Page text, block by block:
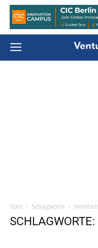
Start Schlagworte